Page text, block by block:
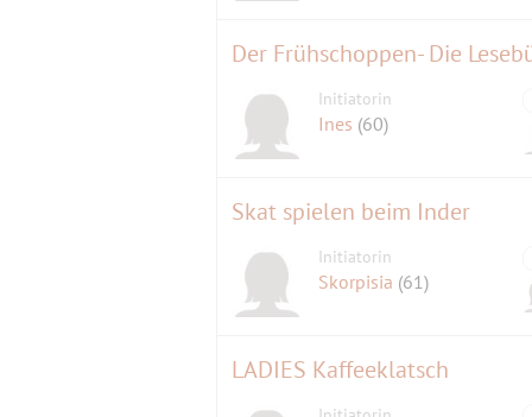
Der Frühschoppen- Die
Initiatorin
Ines (60)
Skat spielen beim Inder
Initiatorin
Skorpisia (61)
LADIES Kaffeeklatsch